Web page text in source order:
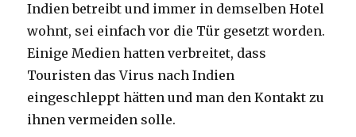
Indien betreibt und immer in demselben Hotel
wohnt, sei einfach vor die Tür gesetzt worden.
Einige Medien hatten verbreitet, dass
Touristen das Virus nach Indien
eingeschleppt hätten und man den Kontakt zu
ihnen vermeiden solle.